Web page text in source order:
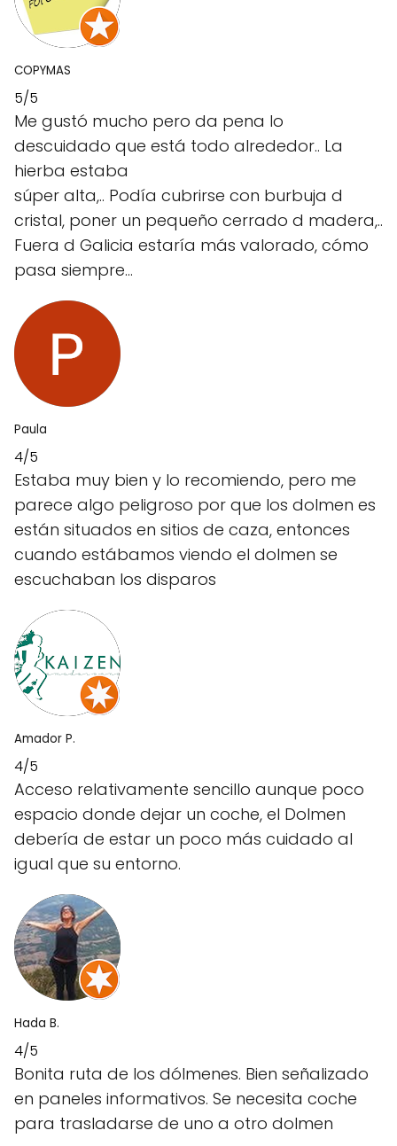
COPYMAS
5/5
Me gustó mucho pero da pena lo
descuidado que está todo alrededor.. La
hierba estaba
súper alta,.. Podía cubrirse con burbuja d
cristal, poner un pequeño cerrado d madera,..
Fuera d Galicia estaría más valorado, cómo
pasa siempre...
Paula
4/5
Estaba muy bien y lo recomiendo, pero me
parece algo peligroso por que los dolmen es
están situados en sitios de caza, entonces
cuando estábamos viendo el dolmen se
escuchaban los disparos
Amador P.
4/5
Acceso relativamente sencillo aunque poco
espacio donde dejar un coche, el Dolmen
debería de estar un poco más cuidado al
igual que su entorno.
Hada B.
4/5
Bonita ruta de los dólmenes. Bien señalizado
en paneles informativos. Se necesita coche
para trasladarse de uno a otro dolmen